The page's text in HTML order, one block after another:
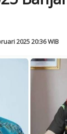
2025 20:36 WIB